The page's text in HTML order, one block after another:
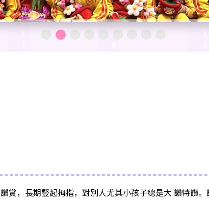
賞，長期豎起拇指，對別人尤其小孩子總是大 讚特讚